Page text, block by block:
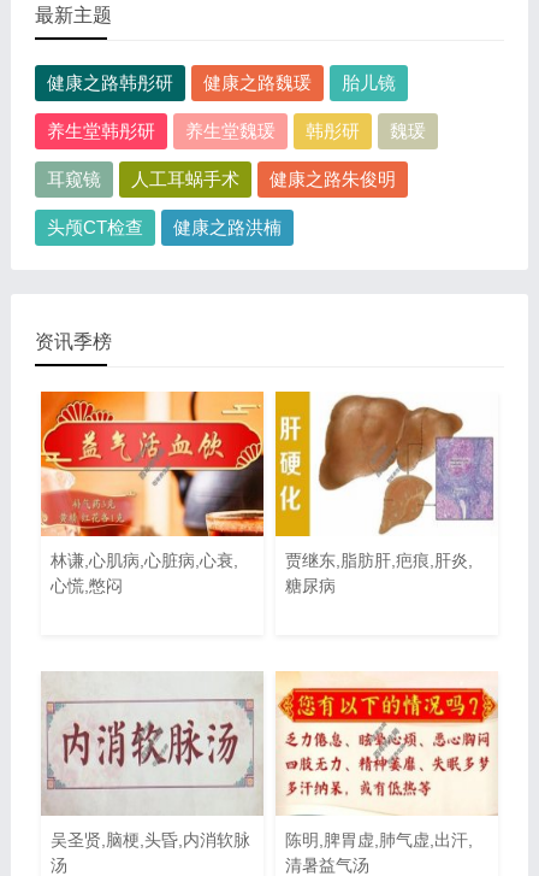
最新主题
健康之路韩彤研 健康之路魏瑗 胎儿镜
养生堂韩彤研 养生堂魏瑗 韩彤研 魏瑗
耳窥镜 人工耳蜗手术 健康之路朱俊明
头颅CT检查 健康之路洪楠
资讯季榜
林谦,心肌病,心脏病,心衰,
心慌,憋闷
贾继东,脂肪肝,疤痕,肝炎,
糖尿病
吴圣贤,脑梗,头昏,内消软脉
汤
陈明,脾胃虚,肺气虚,出汗,
清暑益气汤